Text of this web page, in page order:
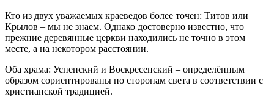
Кто из двух уважаемых краеведов более точен: Титов или
Крылов – мы не знаем. Однако достоверно известно, что
прежние деревянные церкви находились не точно в этом
месте, а на некотором расстоянии.
Оба храма: Успенский и Воскресенский – определённым
образом сориентированы по сторонам света в соответствии с
христианской традицией.